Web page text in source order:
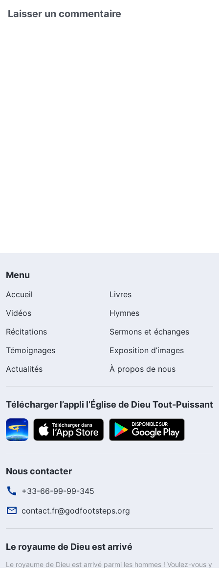
Laisser un commentaire
Menu
Accueil
Livres
Vidéos
Hymnes
Récitations
Sermons et échanges
Témoignages
Exposition d’images
Actualités
À propos de nous
Télécharger l’appli l’Église de Dieu Tout-Puissant
Nous contacter
+33-66-99-99-345
contact.fr@godfootsteps.org
Le royaume de Dieu est arrivé
Le royaume de Dieu est arrivé parmi les hommes ! Voulez-vous y